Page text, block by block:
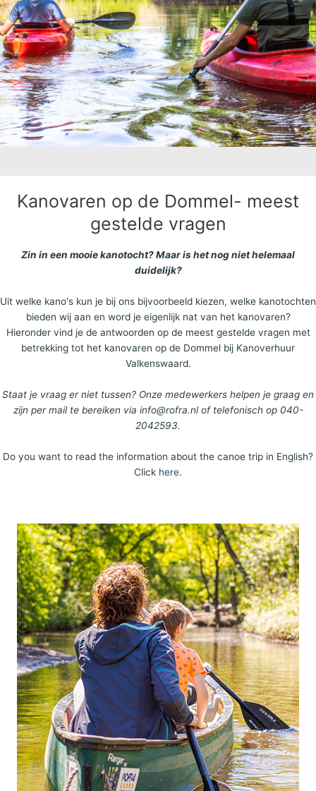
Kanovaren op de Dommel- meest
gestelde vragen
Zin in een mooie kanotocht? Maar is het nog niet helemaal
duidelijk?
Uit welke kano's kun je bij ons bijvoorbeeld kiezen, welke kanotochten
bieden wij aan en word je eigenlijk nat van het kanovaren?
Hieronder vind je de antwoorden op de meest gestelde vragen met
betrekking tot het kanovaren op de Dommel bij Kanoverhuur
Valkenswaard.
Staat je vraag er niet tussen? Onze medewerkers helpen je graag en
zijn per mail te bereiken via info@rofra.nl of telefonisch op 040-
2042593.
Do you want to read the information about the canoe trip in English?
Click here.